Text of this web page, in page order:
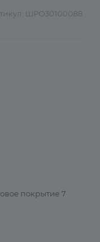
ШРО30100088
покрытие 7